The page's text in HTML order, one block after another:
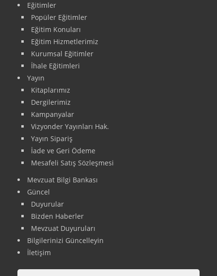
Eğitimler
Popüler Eğitimler
Eğitim Konuları
Eğitim Hizmetlerimiz
Kurumsal Eğitimler
İhale Eğitimleri
Yayın
Kitaplarımız
Dergilerimiz
Kampanyalar
Vizyonder Yayınları Hak.
Yayın Sipariş
İade ve Geri Ödeme
Mesafeli Satış Sözleşmesi
Mevzuat Bilgi Bankası
Güncel
Duyurular
Bizden Haberler
Mevzuat Duyuruları
Bilgilerinizi Güncelleyin
İletişim